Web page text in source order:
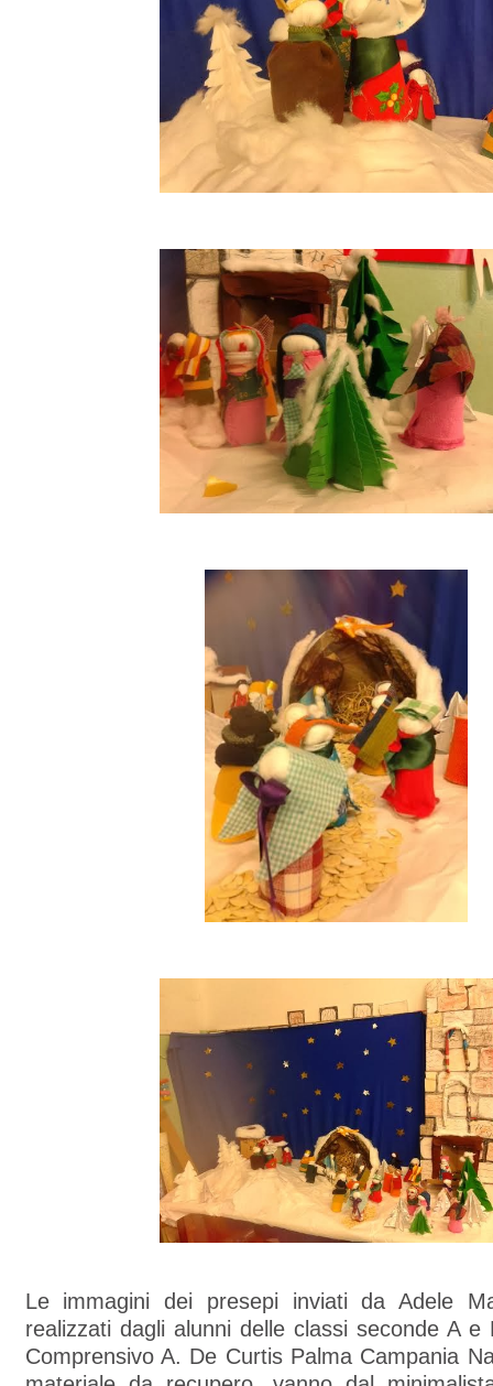
Le immagini dei presepi inviati da Adele
realizzati dagli alunni delle classi seconde A e
Comprensivo A. De Curtis Palma Campania